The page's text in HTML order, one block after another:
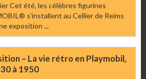
Cet été, les célèbres figurines
s'installent au Cellier de Reims
exposition ...
– La vie rétro en Playmobil,
à 1950